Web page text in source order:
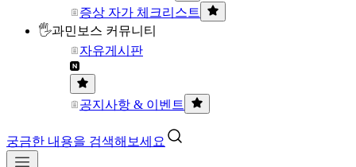
증상 자가 체크리스트
🖐과민보스 커뮤니티
자유게시판
공지사항 & 이벤트
궁금한 내용을 검색해보세요